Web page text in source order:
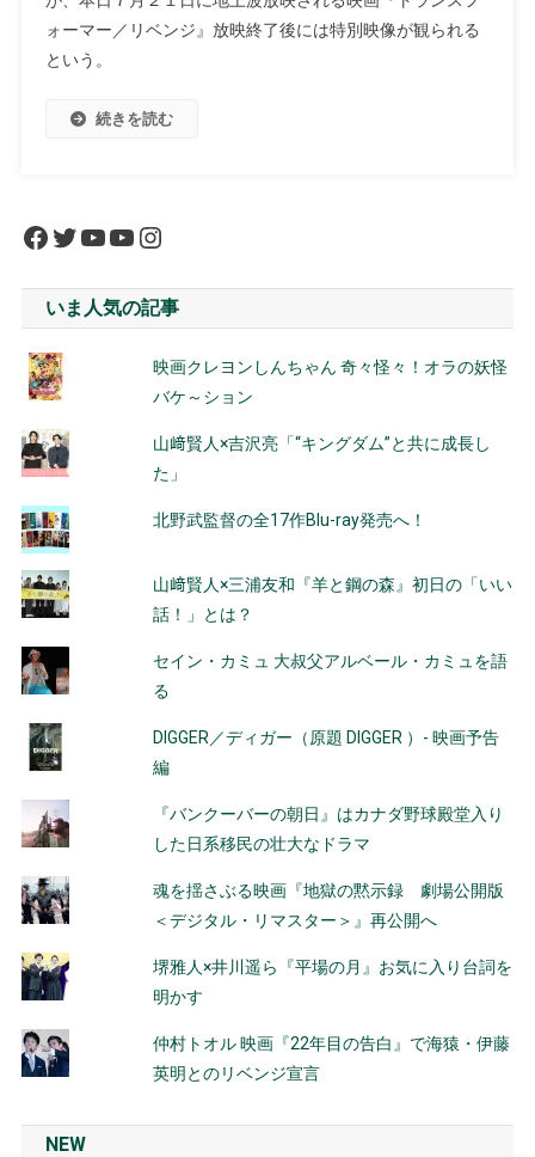
ォーマー／リベンジ』放映終了後には特別映像が観られる
という。
続きを読む
Facebook
Twitter
YouTube
YouTube
Instagram
いま人気の記事
映画クレヨンしんちゃん 奇々怪々！オラの妖怪
バケ～ション
山﨑賢人×吉沢亮「“キングダム”と共に成長し
た」
北野武監督の全17作Blu-ray発売へ！
山﨑賢人×三浦友和『羊と鋼の森』初日の「いい
話！」とは？
セイン・カミュ 大叔父アルベール・カミュを語
る
DIGGER／ディガー（原題 DIGGER ）- 映画予告
編
『バンクーバーの朝日』はカナダ野球殿堂入り
した日系移民の壮大なドラマ
魂を揺さぶる映画『地獄の黙示録 劇場公開版
＜デジタル・リマスター＞』再公開へ
堺雅人×井川遥ら『平場の月』お気に入り台詞を
明かす
仲村トオル 映画『22年目の告白』で海猿・伊藤
英明とのリベンジ宣言
NEW